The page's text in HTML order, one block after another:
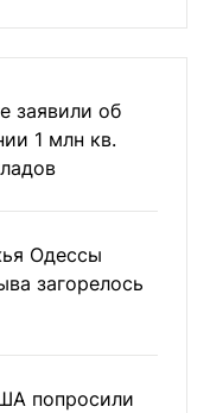
заявили об
1 млн кв.
Одессы
загорелось
попросили